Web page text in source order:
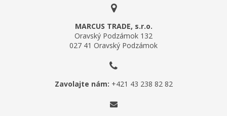
MARCUS TRADE, s.r.o.
Oravský Podzámok 132
027 41 Oravský Podzámok
Zavolajte nám: +421 43 238 82 82